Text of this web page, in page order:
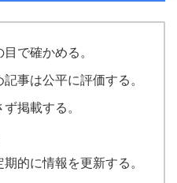
で確かめる。
事は公平に評価する。
掲載する。
的に情報を更新する。